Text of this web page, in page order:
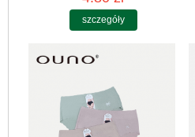
szczegóły